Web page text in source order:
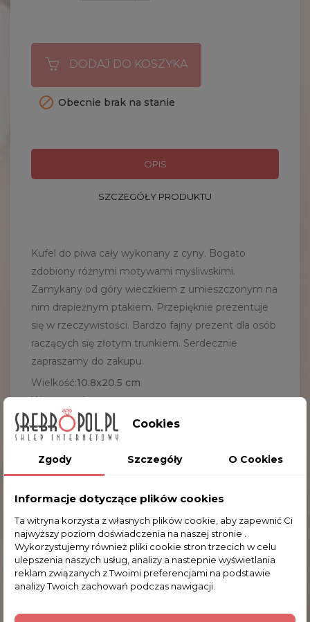
DODAJ DO KOSZYKA
 Obecnie brak na stanie
OPIS
SZCZEGÓŁY PRODUKTU
Kufel do piwa cały wykonany z cyny. Bogato
zdobiony różnymi motywami myśliwskimi.
Zamykany od góry wieczkiem z umieszczonym na
nim drapieżnym ptakiem. Przepięknie prezentuje
się w rzeczywistości. Bardzo fajny prezent dla osób
raczących się złotym trunkiem. Serdecznie
zapraszamy do zakupu.
Wielkość:10.8x20.5 cm
Waga:0.8 kg
Pojemność:600 ml
Materiał: cyna
Kufel cynowy jest rękodziełem i ma głównie
dopuszczony sporadycznie do kontaktu z
wyrobami spożywczymi).
Komentarze (0)
Cookies
Zgody Szczegóły O Cookies
Informacje dotyczące plików cookies
Ta witryna korzysta z własnych plików cookie, aby zapewnić Ci
najwyższy poziom doświadczenia na naszej stronie .
Wykorzystujemy również pliki cookie stron trzecich w celu
ulepszenia naszych usług, analizy a nastepnie wyświetlania
reklam związanych z Twoimi preferencjami na podstawie
analizy Twoich zachowań podczas nawigacji.